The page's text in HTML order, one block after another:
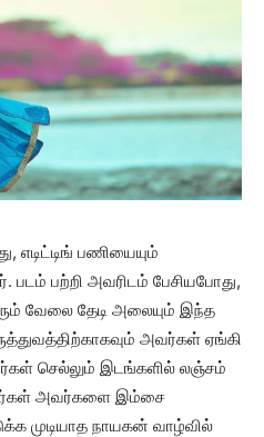
பணியையும்
படம் பற்றி அவரிடம் பேசியபோது,
வேலை தேடி அலையும் இந்த
அவர்கள் ஏங்கி
செல்லும் இடங்களில் லஞ்சம்
அவர்களை இம்சை
முடியாத நாயகன் வாழ்வில்